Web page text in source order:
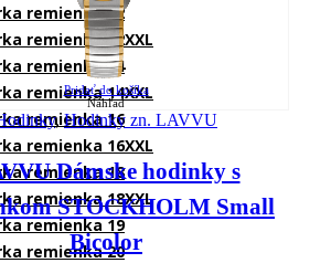
remienka 12
remienka 12XXL
remienka 14
remienka 14XXL
remienka 16
remienka 16XXL
remienka 18
remienka 18XXL
remienka 19
remienka 20
Pridať do košíka
Náhľad
,Hodinky zn. LAVVU
Dámske hodinky s
STOCKHOLM Small
Bicolor